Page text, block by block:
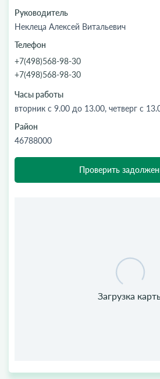
Руководитель
Неклеца Алексей Витальевич
Телефон
+7(498)568-98-30
+7(498)568-98-30
Часы работы
вторник с 9.00 до 13.00, четверг с
Район
46788000
Проверить